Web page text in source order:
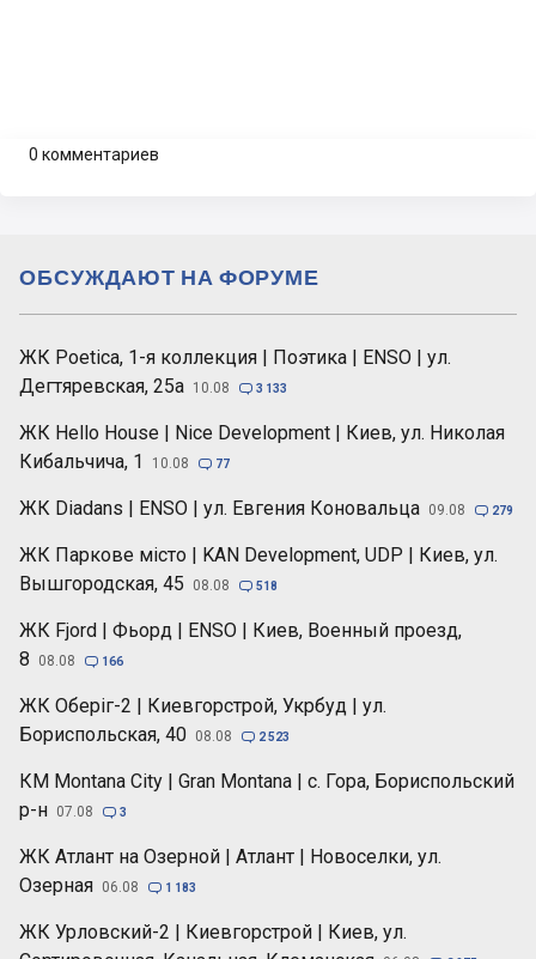
0 комментариев
ЖК Poetica, 1-я коллекция | Поэтика | ENSO | ул.
Дегтяревская, 25а 10.08  3 133
ЖК Hello House | Nice Development | Киев, ул. Николая
Кибальчича, 1
10.08  77
ЖК Diadans | ENSO | ул. Евгения Коновальца 09.08  279
ЖК Паркове місто | KAN Development, UDP | Киев, ул.
Вышгородская, 45
08.08  518
ЖК Fjord | Фьорд | ENSO | Киев, Военный проезд,
8
08.08  166
ЖК Оберіг-2 | Киевгорстрой, Укрбуд | ул.
Бориспольская, 40 08.08  2 523
КМ Montana City | Gran Montana | с. Гора, Бориспольский
р-н 07.08  3
ЖК Атлант на Озерной | Атлант | Новоселки, ул.
Озерная 06.08  1 183
ЖК Урловский-2 | Киевгорстрой | Киев, ул.
ОБСУЖДАЮТ НА ФОРУМЕ